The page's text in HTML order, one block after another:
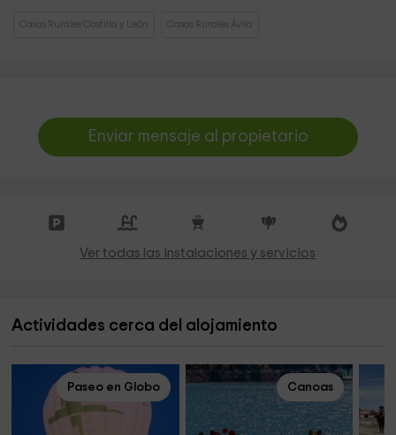
Casas Rurales Castilla y León Casas Rurales Ávila
Enviar mensaje al propietario
Ver todas las instalaciones y servicios
Actividades cerca del alojamiento
Paseo en Globo Canoas